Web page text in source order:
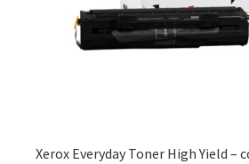
Xerox Everyday Toner High Yield –